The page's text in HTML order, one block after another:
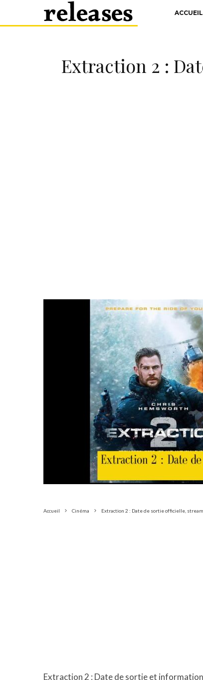
ACCUEIL
Extraction 2 :
Accueil Cinéma Extraction 2 : Date de sortie officielle,
Extraction 2 : Date de sortie et